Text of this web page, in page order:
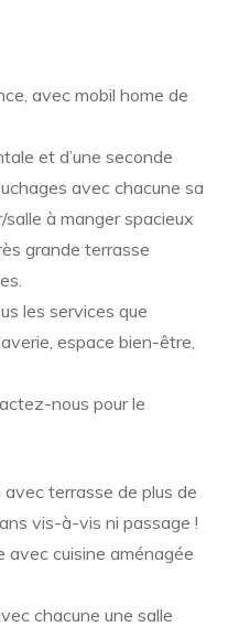
avec mobil home de
et d’une seconde
avec chacune sa
salle à manger spacieux
grande terrasse
les services que
espace bien-être,
nous pour le
terrasse de plus de
vis-à-vis ni passage !
avec cuisine aménagée
chacune une salle